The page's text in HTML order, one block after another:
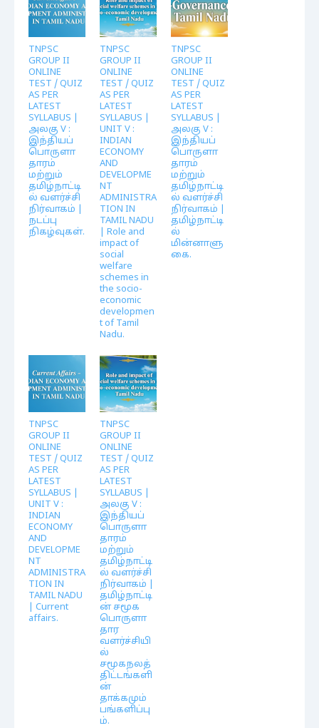
TNPSC
GROUP II
ONLINE
TEST / QUIZ
AS PER
LATEST
SYLLABUS |
அலகு V :
இந்தியப்
பொருளா
தாரம்
மற்றும்
தமிழ்நாட்டி
ல் வளர்ச்சி
நிர்வாகம் |
நடப்பு
நிகழ்வுகள்.
TNPSC
GROUP II
ONLINE
TEST / QUIZ
AS PER
LATEST
SYLLABUS |
UNIT V :
INDIAN
ECONOMY
AND
DEVELOPME
NT
ADMINISTRA
TION IN
TAMIL NADU
| Role and
impact of
social
welfare
schemes in
the socio-
economic
developmen
t of Tamil
Nadu.
TNPSC
GROUP II
ONLINE
TEST / QUIZ
AS PER
LATEST
SYLLABUS |
அலகு V :
இந்தியப்
பொருளா
தாரம்
மற்றும்
தமிழ்நாட்டி
ல் வளர்ச்சி
நிர்வாகம் |
தமிழ்நாட்டி
ல்
மின்னாளு
கை.
TNPSC
GROUP II
ONLINE
TEST / QUIZ
AS PER
LATEST
SYLLABUS |
UNIT V :
INDIAN
ECONOMY
AND
DEVELOPME
NT
ADMINISTRA
TION IN
TAMIL NADU
| Current
affairs.
TNPSC
GROUP II
ONLINE
TEST / QUIZ
AS PER
LATEST
SYLLABUS |
அலகு V :
இந்தியப்
பொருளா
தாரம்
மற்றும்
தமிழ்நாட்டி
ல் வளர்ச்சி
நிர்வாகம் |
தமிழ்நாட்டி
ன் சமூக
பொருளா
தார
வளர்ச்சியி
ல்
சமூகநலத்
திட்டங்களி
ன்
தாக்கமும்
பங்களிப்பு
ம்.